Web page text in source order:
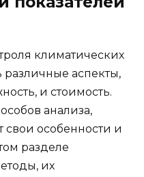
климатических
различные аспекты,
и стоимость.
анализа,
особенности и
разделе
их